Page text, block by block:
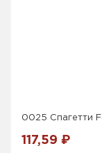
0025 Спагетти
117,59 ₽